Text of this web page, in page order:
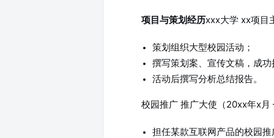
项目与策划经历xxx大学 xx项目
策划组织大型校园活动；
撰写策划案、宣传文稿，成
活动后撰写分析总结报告。
校园推广 推广大使（20xx年x月
担任某款互联网产品的校园